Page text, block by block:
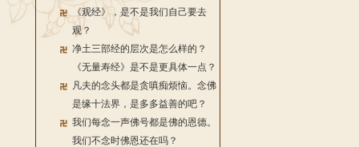
《观经》，是不是我们自己要去
观？
净土三部经的层次是怎么样的？
《无量寿经》是不是更具体一点？
凡夫的念头都是贪嗔痴烦恼。念佛
是缘十法界，是多多益善的吧？
我们每念一声佛号都是佛的恩德。
我们不念时佛恩还在吗？